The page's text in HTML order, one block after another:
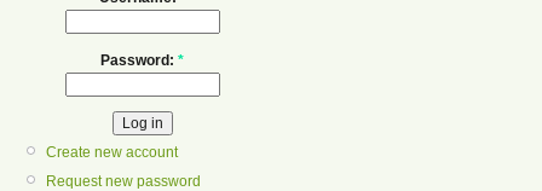
Password: *
Create new account
Request new password